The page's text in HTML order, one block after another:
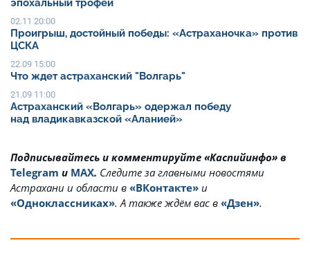
эпохальный трофей
02.11 20:00
Проигрыш, достойный победы: «Астраханочка» против
ЦСКА
22.09 15:00
Что ждет астраханский "Волгарь"
21.09 11:00
Астраханский «Волгарь» одержал победу
над владикавказской «Аланией»
Подписывайтесь и комментируйте «Каспийинфо» в
Telegram и MAX. Cледите за главными новостями
Астрахани и области в «ВКонтакте» и
«Одноклассниках». А также ждём вас в «Дзен».